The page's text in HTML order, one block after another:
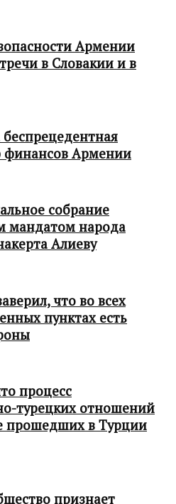
Армении
в Словакии и в
Армении
собрание
мандатом народа
Алиеву
что во всех
пунктах есть
процесс
турецких отношений
прошедших в Турции
признает